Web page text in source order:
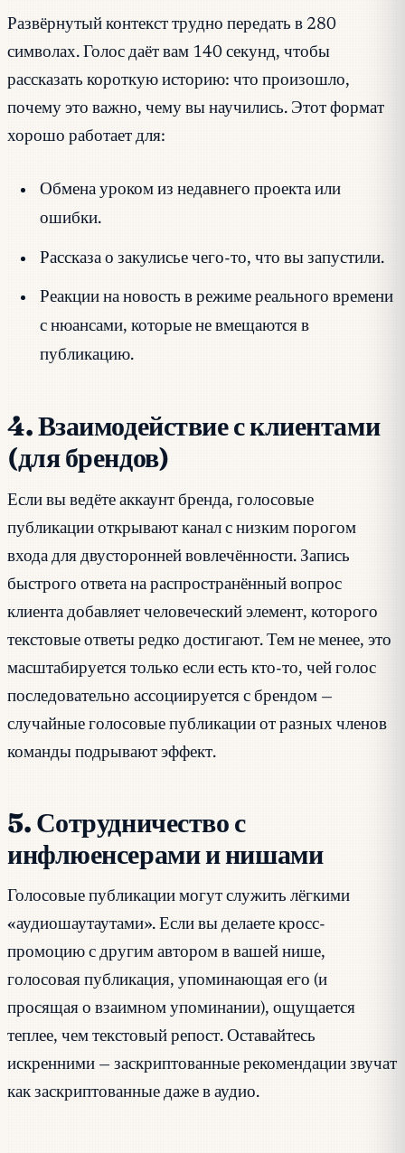
Развёрнутый контекст трудно передать в 280
символах. Голос даёт вам 140 секунд, чтобы
рассказать короткую историю: что произошло,
почему это важно, чему вы научились. Этот формат
хорошо работает для:
Обмена уроком из недавнего проекта или
ошибки.
Рассказа о закулисье чего-то, что вы запустили.
Реакции на новость в режиме реального времени
с нюансами, которые не вмещаются в
публикацию.
4. Взаимодействие с клиентами
(для брендов)
Если вы ведёте аккаунт бренда, голосовые
публикации открывают канал с низким порогом
входа для двусторонней вовлечённости. Запись
быстрого ответа на распространённый вопрос
клиента добавляет человеческий элемент, которого
текстовые ответы редко достигают. Тем не менее, это
масштабируется только если есть кто-то, чей голос
последовательно ассоциируется с брендом —
случайные голосовые публикации от разных членов
команды подрывают эффект.
5. Сотрудничество с
инфлюенсерами и нишами
Голосовые публикации могут служить лёгкими
«аудиошаутаутами». Если вы делаете кросс-
промоцию с другим автором в вашей нише,
голосовая публикация, упоминающая его (и
просящая о взаимном упоминании), ощущается
теплее, чем текстовый репост. Оставайтесь
искренними — заскриптованные рекомендации звучат
как заскриптованные даже в аудио.